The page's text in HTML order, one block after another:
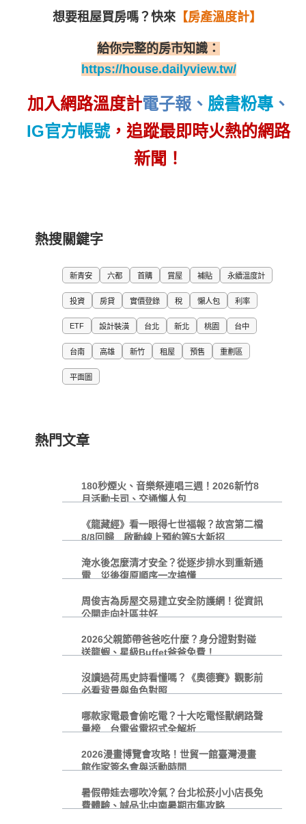
想要租屋買房嗎？ 快來【房產溫度計】
給你完整的房市知識：
https://house.dailyview.tw/
加入網路溫度計電子報 、 臉書粉專 、
IG官方帳號，追蹤最即時火熱的網路
新聞！
熱搜關鍵字
新青安 六都 首購 賞屋 補貼 永續溫度計
投資 房貸 實價登錄 稅 懶人包 利率
ETF 設計裝潢 台北 新北 桃園 台中
台南 高雄 新竹 租屋 預售 重劃區
平面圖
熱門文章
180秒煙火、音樂祭連唱三週！2026新竹8
月活動卡司、交通懶人包
《龍藏經》看一眼得七世福報？故宮第二檔
8/8回歸 啟動線上預約等5大新招
淹水後怎麼清才安全？從逐步排水到重新通
電 災後復原順序一次搞懂
周俊吉為房屋交易建立安全防護網！從資訊
公開走向社區共好
2026父親節帶爸爸吃什麼？身分證對對碰
送龍蝦、星級Buffet爸爸免費！
沒讀過荷馬史詩看懂嗎？《奧德賽》觀影前
必看背景與角色對照
哪款家電最會偷吃電？十大吃電怪獸網路聲
量榜 台電省電招式全解析
2026漫畫博覽會攻略！世貿一館臺灣漫畫
館作家簽名會與活動時間
暑假帶娃去哪吹冷氣？台北松菸小小店長免
費體驗、誠品北中南暑期市集攻略